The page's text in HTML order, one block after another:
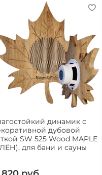
динамик с
дубовой
SW 525 Wood MAPLE
для бани и сауны